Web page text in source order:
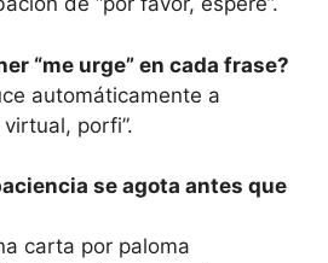
“me urge” en cada frase?
automáticamente a
porfi”.
se agota antes que
carta por paloma